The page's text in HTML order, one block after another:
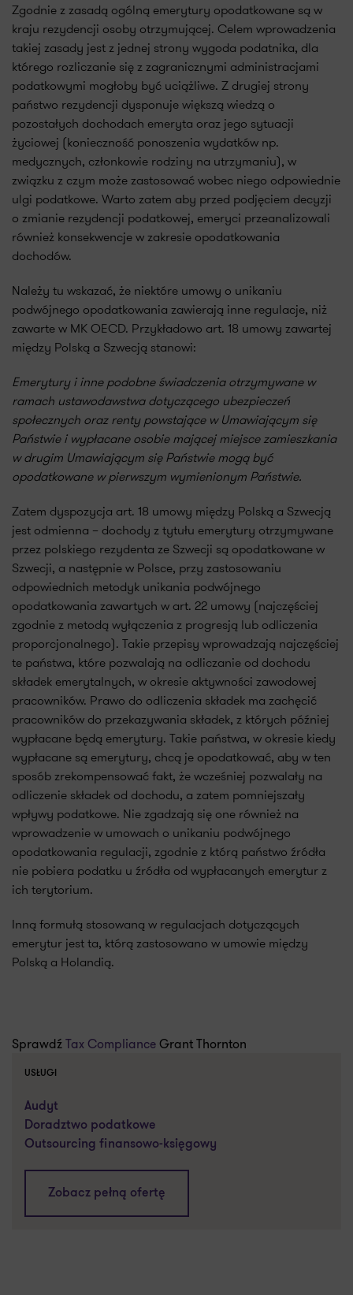
Zgodnie z zasadą ogólną emerytury opodatkowane są w
kraju rezydencji osoby otrzymującej. Celem wprowadzenia
takiej zasady jest z jednej strony wygoda podatnika, dla
którego rozliczanie się z zagranicznymi administracjami
podatkowymi mogłoby być uciążliwe. Z drugiej strony
państwo rezydencji dysponuje większą wiedzą o
pozostałych dochodach emeryta oraz jego sytuacji
życiowej (konieczność ponoszenia wydatków np.
medycznych, członkowie rodziny na utrzymaniu), w
związku z czym może zastosować wobec niego odpowiednie
ulgi podatkowe. Warto zatem aby przed podjęciem decyzji
o zmianie rezydencji podatkowej, emeryci przeanalizowali
również konsekwencje w zakresie opodatkowania
dochodów.
Należy tu wskazać, że niektóre umowy o unikaniu
podwójnego opodatkowania zawierają inne regulacje, niż
zawarte w MK OECD. Przykładowo art. 18 umowy zawartej
między Polską a Szwecją stanowi:
Emerytury i inne podobne świadczenia otrzymywane w
ramach ustawodawstwa dotyczącego ubezpieczeń
społecznych oraz renty powstające w Umawiającym się
Państwie i wypłacane osobie mającej miejsce zamieszkania
w drugim Umawiającym się Państwie mogą być
opodatkowane w pierwszym wymienionym Państwie.
Zatem dyspozycja art. 18 umowy między Polską a Szwecją
jest odmienna – dochody z tytułu emerytury otrzymywane
przez polskiego rezydenta ze Szwecji są opodatkowane w
Szwecji, a następnie w Polsce, przy zastosowaniu
odpowiednich metodyk unikania podwójnego
opodatkowania zawartych w art. 22 umowy (najczęściej
zgodnie z metodą wyłączenia z progresją lub odliczenia
proporcjonalnego). Takie przepisy wprowadzają najczęściej
te państwa, które pozwalają na odliczanie od dochodu
składek emerytalnych, w okresie aktywności zawodowej
pracowników. Prawo do odliczenia składek ma zachęcić
pracowników do przekazywania składek, z których później
wypłacane będą emerytury. Takie państwa, w okresie kiedy
wypłacane są emerytury, chcą je opodatkować, aby w ten
sposób zrekompensować fakt, że wcześniej pozwalały na
odliczenie składek od dochodu, a zatem pomniejszały
wpływy podatkowe. Nie zgadzają się one również na
wprowadzenie w umowach o unikaniu podwójnego
opodatkowania regulacji, zgodnie z którą państwo źródła
nie pobiera podatku u źródła od wypłacanych emerytur z
ich terytorium.
Inną formułą stosowaną w regulacjach dotyczących
emerytur jest ta, którą zastosowano w umowie między
Polską a Holandią.
SprawdźTax Compliance Grant Thornton
USŁUGI
Audyt
Doradztwo podatkowe
Outsourcing finansowo-księgowy
Zobacz pełną ofertę